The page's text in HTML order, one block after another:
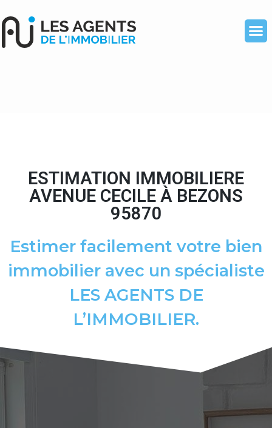
ESTIMATION IMMOBILIERE
AVENUE CECILE À BEZONS
95870
Estimer facilement votre bien
immobilier avec un spécialiste
LES AGENTS DE
L’IMMOBILIER.